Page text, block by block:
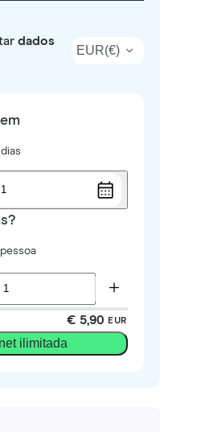
dados
EUR(€)
1
€ 5,90 EUR
ilimitada